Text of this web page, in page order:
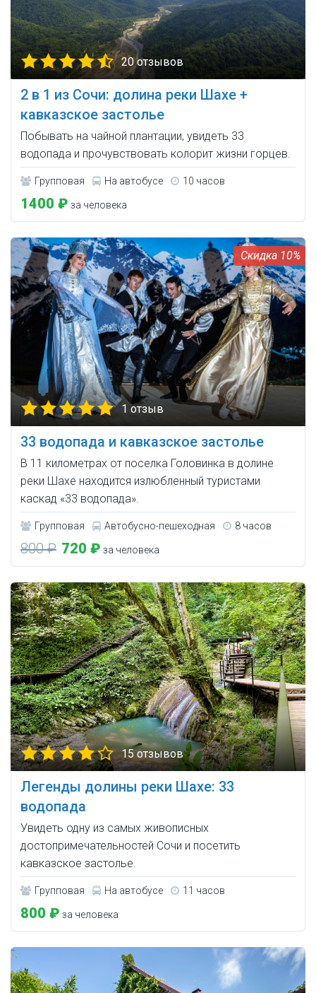
20 отзывов
2 в 1 из Сочи: долина реки Шахе +
кавказское застолье
Побывать на чайной плантации, увидеть 33
водопада и прочувствовать колорит жизни горцев.
Групповая На автобусе 10 часов
1400 ₽ за человека
10%
1 отзыв
33 водопада и кавказское застолье
В 11 километрах от поселка Головинка в долине
реки Шахе находится излюбленный туристами
каскад «33 водопада».
Групповая Автобусно-пешеходная 8 часов
800 ₽ 720 ₽ за человека
15 отзывов
Легенды долины реки Шахе: 33
водопада
Увидеть одну из самых живописных
достопримечательностей Сочи и посетить
кавказское застолье.
Групповая На автобусе 11 часов
800 ₽ за человека